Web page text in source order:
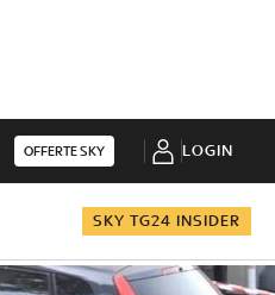
OFFERTE SKY LOGIN
SKY TG24 INSIDER